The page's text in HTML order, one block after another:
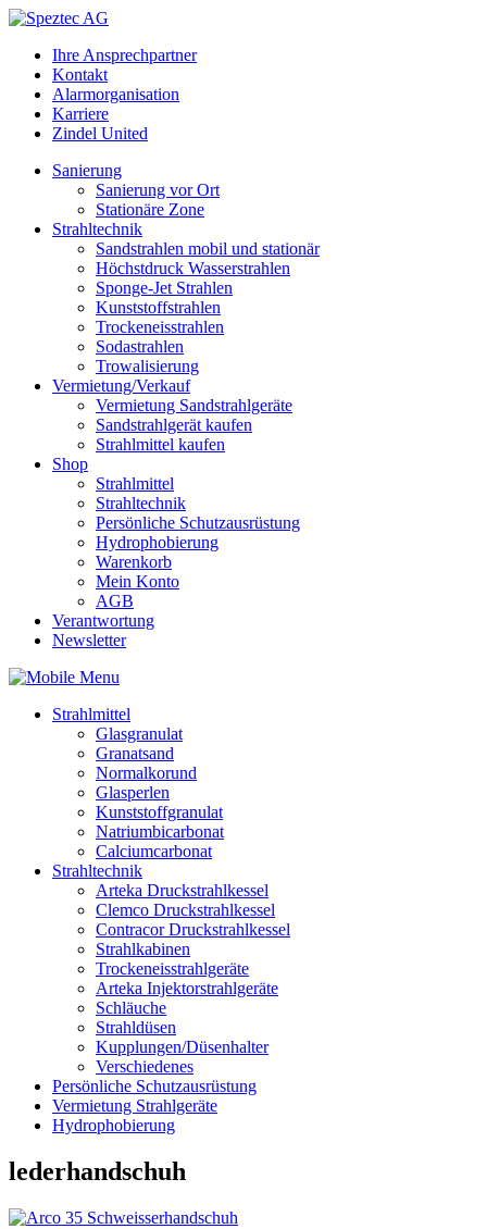
Ihre Ansprechpartner
Kontakt
Alarmorganisation
Karriere
Zindel United
Sanierung
Sanierung vor Ort
Stationäre Zone
Strahltechnik
Sandstrahlen mobil und stationär
Höchstdruck Wasserstrahlen
Sponge-Jet Strahlen
Kunststoffstrahlen
Trockeneisstrahlen
Sodastrahlen
Trowalisierung
Vermietung/Verkauf
Vermietung Sandstrahlgeräte
Sandstrahlgerät kaufen
Strahlmittel kaufen
Shop
Strahlmittel
Strahltechnik
Persönliche Schutzausrüstung
Hydrophobierung
Warenkorb
Mein Konto
AGB
Verantwortung
Newsletter
Strahlmittel
Glasgranulat
Granatsand
Normalkorund
Glasperlen
Kunststoffgranulat
Natriumbicarbonat
Calciumcarbonat
Strahltechnik
Arteka Druckstrahlkessel
Clemco Druckstrahlkessel
Contracor Druckstrahlkessel
Strahlkabinen
Trockeneisstrahlgeräte
Arteka Injektorstrahlgeräte
Schläuche
Strahldüsen
Kupplungen/Düsenhalter
Verschiedenes
Persönliche Schutzausrüstung
Vermietung Strahlgeräte
Hydrophobierung
lederhandschuh